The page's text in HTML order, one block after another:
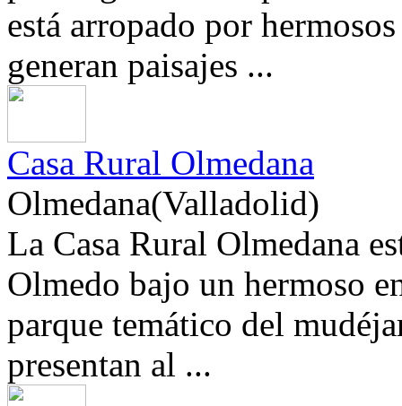
está arropado por
generan paisajes ...
Casa Rural Olmedana
Olmedana(Valladolid)
La Casa Rural Olmedana
Olmedo bajo un hermoso
parque temático del
presentan al ...